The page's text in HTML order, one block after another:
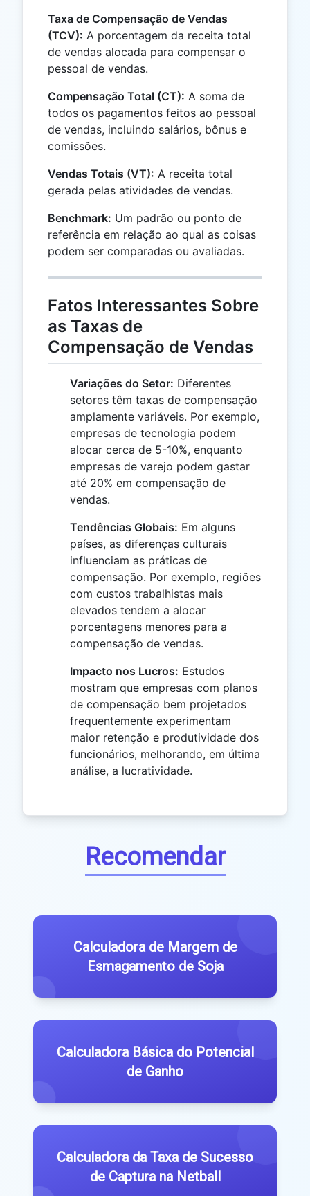
Taxa de Compensação de Vendas
(TCV): A porcentagem da receita total
de vendas alocada para compensar o
pessoal de vendas.
Compensação Total (CT): A soma de
todos os pagamentos feitos ao pessoal
de vendas, incluindo salários, bônus e
comissões.
Vendas Totais (VT): A receita total
gerada pelas atividades de vendas.
Benchmark: Um padrão ou ponto de
referência em relação ao qual as coisas
podem ser comparadas ou avaliadas.
Fatos Interessantes Sobre
as Taxas de
Compensação de Vendas
Variações do Setor: Diferentes
setores têm taxas de compensação
amplamente variáveis. Por exemplo,
empresas de tecnologia podem
alocar cerca de 5-10%, enquanto
empresas de varejo podem gastar
até 20% em compensação de
vendas.
Tendências Globais: Em alguns
países, as diferenças culturais
influenciam as práticas de
compensação. Por exemplo, regiões
com custos trabalhistas mais
elevados tendem a alocar
porcentagens menores para a
compensação de vendas.
Impacto nos Lucros: Estudos
mostram que empresas com planos
de compensação bem projetados
frequentemente experimentam
maior retenção e produtividade dos
funcionários, melhorando, em última
análise, a lucratividade.
Recomendar
Calculadora de Margem de
Esmagamento de Soja
Calculadora Básica do Potencial
de Ganho
Calculadora da Taxa de Sucesso
de Captura na Netball